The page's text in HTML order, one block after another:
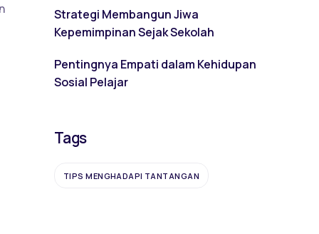
Strategi Membangun Jiwa
Kepemimpinan Sejak Sekolah
Pentingnya Empati dalam Kehidupan
Sosial Pelajar
Tags
TIPS MENGHADAPI TANTANGAN